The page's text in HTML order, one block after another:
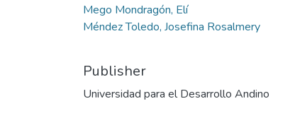
Mego Mondragón, Elí
Méndez Toledo, Josefina Rosalmery
Publisher
Universidad para el Desarrollo Andino